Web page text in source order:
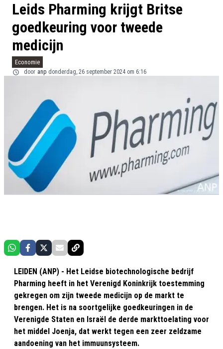
Leids Pharming krijgt Britse
goedkeuring voor tweede
medicijn
Economie
door anp donderdag, 26 september 2024 om 6:16
LEIDEN (ANP) - Het Leidse biotechnologische bedrijf
Pharming heeft in het Verenigd Koninkrijk toestemming
gekregen om zijn tweede medicijn op de markt te
brengen. Het is na soortgelijke goedkeuringen in de
Verenigde Staten en Israël de derde markttoelating voor
het middel Joenja, dat werkt tegen een zeer zeldzame
aandoening van het immuunsysteem.